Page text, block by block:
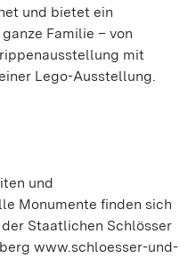
und bietet ein
Familie – von
mit
Lego-Ausstellung.
und
Monumente finden sich
Staatlichen Schlösser
www.schloesser-und-